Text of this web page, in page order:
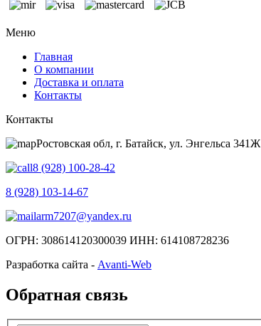
Меню
Главная
О компании
Доставка и оплата
Контакты
Контакты
Ростовская обл, г. Батайск, ул. Энгельса 341Ж
8 (928) 100-28-42
8 (928) 103-14-67
arm7207@yandex.ru
ОГРН: 308614120300039 ИНН: 614108728236
Разработка сайта - Avanti-Web
Обратная связь